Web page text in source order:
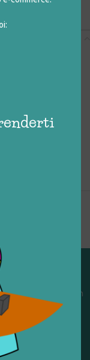
centro del riuso e
e li reimmettono in
e sostenibile.